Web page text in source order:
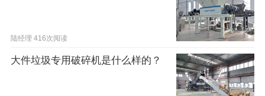
陆经理 416次阅读
大件垃圾专用破碎机是什么样的？